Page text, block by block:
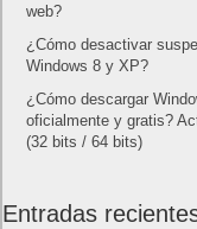
web?
¿Cómo desactivar
Windows 8 y XP?
¿Cómo descargar
oficialmente y gratis?
(32 bits / 64 bits)
Entradas